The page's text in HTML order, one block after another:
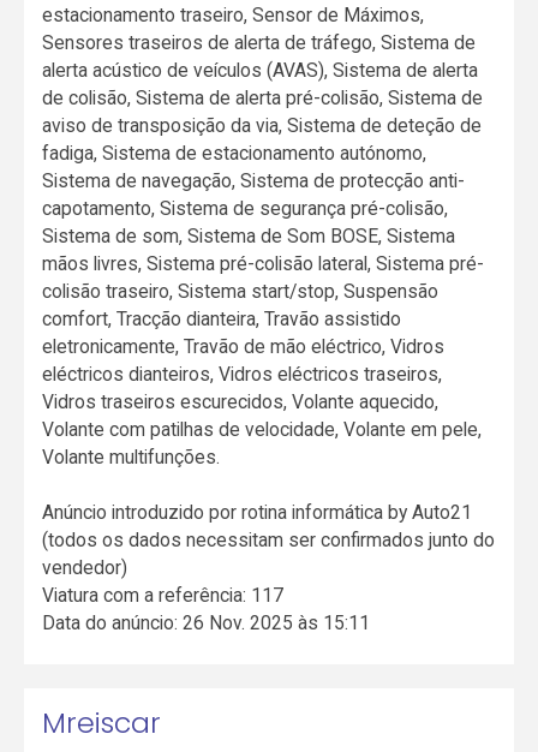
estacionamento traseiro, Sensor de Máximos,
Sensores traseiros de alerta de tráfego, Sistema de
alerta acústico de veículos (AVAS), Sistema de alerta
de colisão, Sistema de alerta pré-colisão, Sistema de
aviso de transposição da via, Sistema de deteção de
fadiga, Sistema de estacionamento autónomo,
Sistema de navegação, Sistema de protecção anti-
capotamento, Sistema de segurança pré-colisão,
Sistema de som, Sistema de Som BOSE, Sistema
mãos livres, Sistema pré-colisão lateral, Sistema pré-
colisão traseiro, Sistema start/stop, Suspensão
comfort, Tracção dianteira, Travão assistido
eletronicamente, Travão de mão eléctrico, Vidros
eléctricos dianteiros, Vidros eléctricos traseiros,
Vidros traseiros escurecidos, Volante aquecido,
Volante com patilhas de velocidade, Volante em pele,
Volante multifunções.
Anúncio introduzido por rotina informática by Auto21
(todos os dados necessitam ser confirmados junto do
vendedor)
Viatura com a referência: 117
Data do anúncio: 26 Nov. 2025 às 15:11
Mreiscar